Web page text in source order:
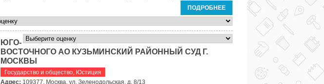
ПОДРОБНЕЕ
ЮГО-
ВОСТОЧНОГО АО КУЗЬМИНСКИЙ РАЙОННЫЙ СУД Г.
МОСКВЫ
Государство и общество, Юстиция
Адрес: 109377, Москва, ул. Зеленодольская, д. 8/13